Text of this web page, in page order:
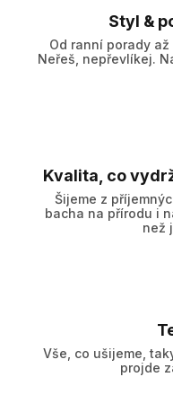
Styl &
Od ranní porady
Neřeš, nepřevlíkej.
Kvalita, co
Šijeme z
bacha na přírodu i
než
Vše, co ušijeme,
projde